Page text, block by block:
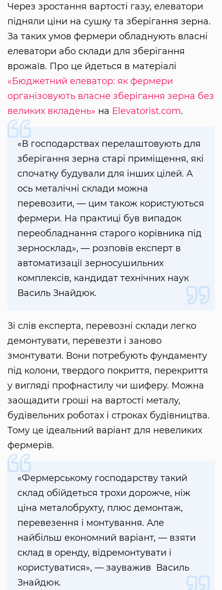
Через зростання вартості газу, елеватори
підняли ціни на сушку та зберігання зерна.
За таких умов фермери обладнують власні
елеватори або склади для зберігання
врожаїв. Про це йдеться в матеріалі
«Бюджетний елеватор: як фермери
організовують власне зберігання зерна без
великих вкладень» на Elevatorist.com.
«В господарствах перелаштовують для
зберігання зерна старі приміщення, які
спочатку будували для інших цілей. А
ось металічні склади можна
перевозити, — цим також користуються
фермери. На практиці був випадок
переобладнання старого корівника під
зерносклад», — розповів експерт в
автоматизації зерносушильних
комплексів, кандидат технічних наук
Василь Знайдюк.
Зі слів експерта, перевозні склади легко
демонтувати, перевезти і заново
змонтувати. Вони потребують фундаменту
під колони, твердого покриття, перекриття
у вигляді профнастилу чи шиферу. Можна
заощадити гроші на вартості металу,
будівельних роботах і строках будівництва.
Тому це ідеальний варіант для невеликих
фермерів.
«Фермерському господарству такий
склад обійдеться трохи дорожче, ніж
ціна металобрухту, плюс демонтаж,
перевезення і монтування. Але
найбільш економний варіант, — взяти
склад в оренду, відремонтувати і
користуватися», — зауважив Василь
Знайдюк.